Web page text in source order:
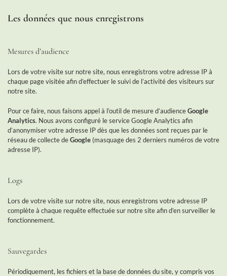
Les données que nous enregistrons
Mesures d’audience
Lors de votre visite sur notre site, nous enregistrons votre adresse IP à
chaque page visitée afin d’effectuer le suivi de l’activité des visiteurs sur
notre site.
Pour ce faire, nous faisons appel à l’outil de mesure d’audienceGoogle
Analytics. Nous avons configuré le service Google Analytics afin
d’anonymiser votre adresse IP dès que les données sont reçues par le
réseau de collecte deGoogle (masquage des 2 derniers numéros de votre
adresse IP).
Logs
Lors de votre visite sur notre site, nous enregistrons votre adresse IP
complète à chaque requête effectuée sur notre site afin d’en surveiller le
fonctionnement.
Sauvegardes
Périodiquement, les fichiers et la base de données du site, y compris vos